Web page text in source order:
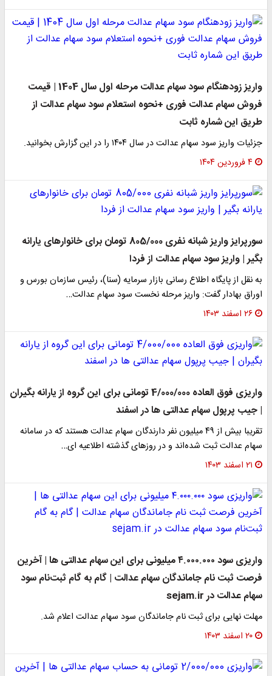
واریز زودهنگام سود سهام عدالت مرحله اول سال 1404 | قیمت
فروش سهام عدالت فوری +نحوه استعلام سود سهام عدالت از
طریق این شماره ثابت
جزئیات واریز سود سهام عدالت در سال ۱۴۰۴ را در این گزارش بخوانید.
۴ فروردین ۱۴۰۴
سورپرایز واریز شبانه نفری 805/000 تومان برای خانوارهای یارانه
بگیر | واریز سود سهام عدالت از فردا
به نقل از پایگاه اطلاع رسانی بازار سرمایه (سنا)، رئیس سازمان بورس و
اوراق بهادار گفت: واریز مرحله نخست سود سهام عدالت…
۲۶ اسفند ۱۴۰۳
واریزی فوق العاده 4/000/000 تومانی برای این گروه از یارانه بگیران
| جیب پرپول سهام عدالتی ها در اسفند
تقریبا بیش از ۴۹ میلیون نفر دارندگان سهام عدالت هستند که در سامانه
سهام عدالت ثبت شده‌اند و در روزهای گذشته اطلاعیه ای…
۲۱ اسفند ۱۴۰۳
واریزی سود ۴.۰۰۰.۰۰۰ میلیونی برای این سهام عدالتی ها | آخرین
فرصت ثبت نام جاماندگان سهام عدالت | گام به گام ثبت‌نام سود
سهام عدالت در sejam.ir
مهلت نهایی برای ثبت نام جاماندگان سود سهام عدالت اعلام شد.
۲۰ اسفند ۱۴۰۳